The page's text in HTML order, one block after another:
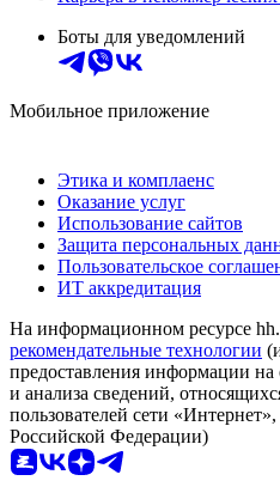
Боты для уведомлений
Мобильное приложение
Этика и комплаенс
Оказание услуг
Использование сайтов
Защита персональных
Пользовательское
ИТ аккредитация
На информационном ресурсе
рекомендательные технологии
предоставления информации на
и анализа сведений,
пользователей сети
Российской Федерации)